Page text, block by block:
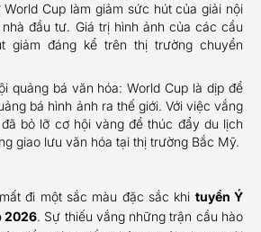
Cup làm giảm sức hút của giải nội
đầu tư. Giá trị hình ảnh của các cầu
giảm đáng kể trên thị trường chuyển
quảng bá văn hóa: World Cup là dịp để
bá hình ảnh ra thế giới. Với việc vắng
bỏ lỡ cơ hội vàng để thúc đẩy du lịch
giao lưu văn hóa tại thị trường Bắc Mỹ.
đi một sắc màu đặc sắc khi tuyển Ý
2026. Sự thiếu vắng những trận cầu hào